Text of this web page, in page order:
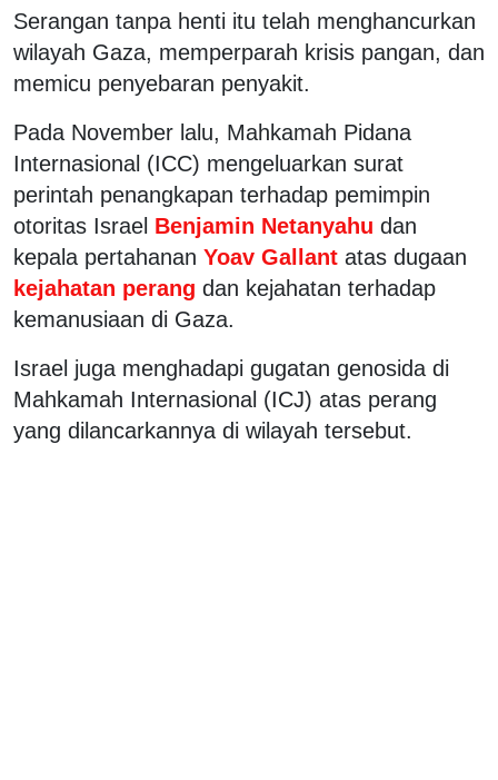
Serangan tanpa henti itu telah menghancurkan
wilayah Gaza, memperparah krisis pangan, dan
memicu penyebaran penyakit.
Pada November lalu, Mahkamah Pidana
Internasional (ICC) mengeluarkan surat
perintah penangkapan terhadap pemimpin
otoritas Israel Benjamin Netanyahu dan
kepala pertahanan Yoav Gallant atas dugaan
kejahatan perang dan kejahatan terhadap
kemanusiaan di Gaza.
Israel juga menghadapi gugatan genosida di
Mahkamah Internasional (ICJ) atas perang
yang dilancarkannya di wilayah tersebut.